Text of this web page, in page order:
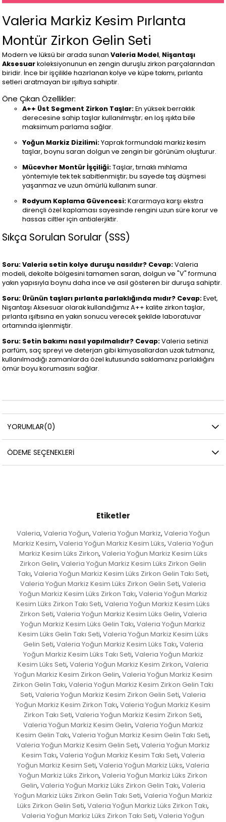
Valeria Markiz Kesim Pırlanta
Montür Zirkon Gelin Seti
Modern ve lüksü bir arada sunanValeria Model, Nişantaşı
Aksesuarkoleksiyonunun en zengin duruşlu zirkon parçalarından
biridir. İnce bir işçilikle hazırlanan kolye ve küpe takımı, pırlanta
setleri aratmayan bir ışıltıya sahiptir.
Öne Çıkan Özellikler:
A++ Üst Segment Zirkon Taşlar:En yüksek berraklık
derecesine sahip taşlar kullanılmıştır; en loş ışıkta bile
maksimum parlama sağlar.
Yoğun Markiz Dizilimi:Yaprak formundaki markiz kesim
taşlar, boynu saran dolgun ve zengin bir görünüm oluşturur.
Mücevher Montür İşçiliği:Taşlar, tırnaklı mıhlama
yöntemiyle tek tek sabitlenmiştir; bu sayede taş düşmesi
yaşanmaz ve uzun ömürlü kullanım sunar.
Rodyum Kaplama Güvencesi:Kararmaya karşı ekstra
dirençli özel kaplaması sayesinde rengini uzun süre korur ve
hassas ciltler için antialerjiktir.
Sıkça Sorulan Sorular (SSS)
Soru: Valeria setin kolye duruşu nasıldır? Cevap:Valeria
modeli, dekolte bölgesini tamamen saran, dolgun ve "V" formuna
yakın yapısıyla boynu daha ince ve asil gösteren bir duruşa sahiptir.
Soru: Ürünün taşları pırlanta parlaklığında mıdır? Cevap:Evet,
Nişantaşı Aksesuar olarak kullandığımız A++ kalite zirkon taşlar,
pırlanta ışıltısına en yakın sonucu verecek şekilde laboratuvar
ortamında işlenmiştir.
Soru: Setin bakımı nasıl yapılmalıdır? Cevap:Valeria setinizi
parfüm, saç spreyi ve deterjan gibi kimyasallardan uzak tutmanız,
kullanılmadığı zamanlarda özel kutusunda saklamanız parlaklığını
ömür boyu korumasını sağlar.
YORUMLAR(0)
ÖDEME SEÇENEKLERI
Etiketler
Valeria, Valeria Yoğun, Valeria Yoğun Markiz, Valeria Yoğun
Markiz Kesim, Valeria Yoğun Markiz Kesim Lüks, Valeria Yoğun
Markiz Kesim Lüks Zirkon, Valeria Yoğun Markiz Kesim Lüks
Zirkon Gelin, Valeria Yoğun Markiz Kesim Lüks Zirkon Gelin
Takı, Valeria Yoğun Markiz Kesim Lüks Zirkon Gelin Takı Seti,
Valeria Yoğun Markiz Kesim Lüks Zirkon Gelin Seti, Valeria
Yoğun Markiz Kesim Lüks Zirkon Takı, Valeria Yoğun Markiz
Kesim Lüks Zirkon Takı Seti, Valeria Yoğun Markiz Kesim Lüks
Zirkon Seti, Valeria Yoğun Markiz Kesim Lüks Gelin, Valeria
Yoğun Markiz Kesim Lüks Gelin Takı, Valeria Yoğun Markiz
Kesim Lüks Gelin Takı Seti, Valeria Yoğun Markiz Kesim Lüks
Gelin Seti, Valeria Yoğun Markiz Kesim Lüks Takı, Valeria
Yoğun Markiz Kesim Lüks Takı Seti, Valeria Yoğun Markiz
Kesim Lüks Seti, Valeria Yoğun Markiz Kesim Zirkon, Valeria
Yoğun Markiz Kesim Zirkon Gelin, Valeria Yoğun Markiz Kesim
Zirkon Gelin Takı, Valeria Yoğun Markiz Kesim Zirkon Gelin Takı
Seti, Valeria Yoğun Markiz Kesim Zirkon Gelin Seti, Valeria
Yoğun Markiz Kesim Zirkon Takı, Valeria Yoğun Markiz Kesim
Zirkon Takı Seti, Valeria Yoğun Markiz Kesim Zirkon Seti,
Valeria Yoğun Markiz Kesim Gelin, Valeria Yoğun Markiz
Kesim Gelin Takı, Valeria Yoğun Markiz Kesim Gelin Takı Seti,
Valeria Yoğun Markiz Kesim Gelin Seti, Valeria Yoğun Markiz
Kesim Takı, Valeria Yoğun Markiz Kesim Takı Seti, Valeria
Yoğun Markiz Kesim Seti, Valeria Yoğun Markiz Lüks, Valeria
Yoğun Markiz Lüks Zirkon, Valeria Yoğun Markiz Lüks Zirkon
Gelin, Valeria Yoğun Markiz Lüks Zirkon Gelin Takı, Valeria
Yoğun Markiz Lüks Zirkon Gelin Takı Seti, Valeria Yoğun Markiz
Lüks Zirkon Gelin Seti, Valeria Yoğun Markiz Lüks Zirkon Takı,
Valeria Yoğun Markiz Lüks Zirkon Takı Seti, Valeria Yoğun